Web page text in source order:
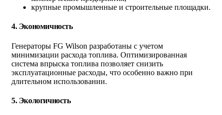
крупные промышленные и строительные площадки.
4. Экономичность
Генераторы FG Wilson разработаны с учетом
минимизации расхода топлива. Оптимизированная
система впрыска топлива позволяет снизить
эксплуатационные расходы, что особенно важно при
длительном использовании.
5. Экологичность